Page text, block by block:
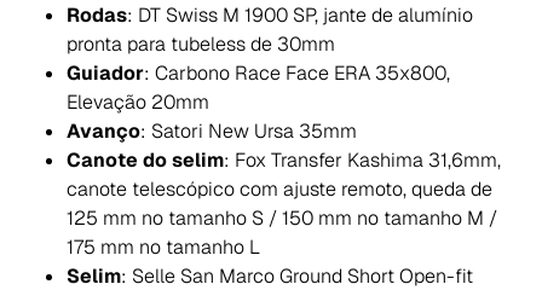
Rodas: DT Swiss M 1900 SP, jante de alumínio
pronta para tubeless de 30mm
Guiador: Carbono Race Face ERA 35x800,
Elevação 20mm
Avanço: Satori New Ursa 35mm
Canote do selim: Fox Transfer Kashima 31,6mm,
canote telescópico com ajuste remoto, queda de
125 mm no tamanho S / 150 mm no tamanho M /
175 mm no tamanho L
Selim: Selle San Marco Ground Short Open-fit